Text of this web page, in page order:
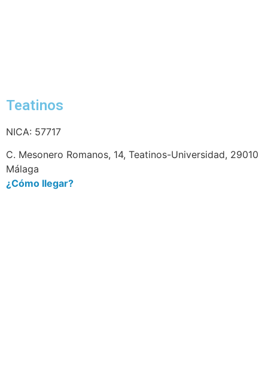
Teatinos
NICA: 57717
C. Mesonero Romanos, 14, Teatinos-Universidad, 29010
Málaga
¿Cómo llegar?